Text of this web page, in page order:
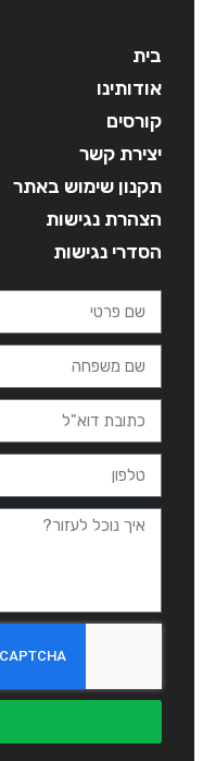
בית
אודותינו
קורסים
יצירת קשר
תקנון שימוש באתר
הצהרת נגישות
הסדרי נגישות